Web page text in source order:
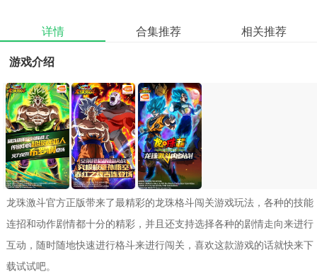
详情 合集推荐
相关推荐
游戏介绍
龙珠激斗官方正版带来了最精彩的龙珠格斗闯关游戏玩法，各种的技能
连招和动作剧情都十分的精彩，并且还支持选择各种的剧情走向来进行
互动，随时随地快速进行格斗来进行闯关，喜欢这款游戏的话就快来下
载试试吧。